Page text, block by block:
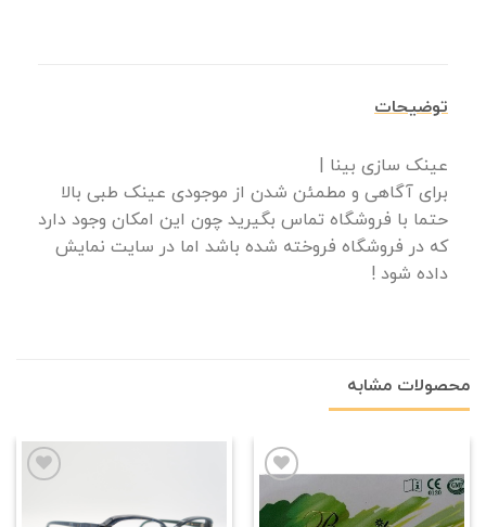
توضیحات
عینک سازی بینا |
برای آگاهی و مطمئن شدن از موجودی عینک طبی بالا
حتما با فروشگاه تماس بگیرید چون این امکان وجود دارد
که در فروشگاه فروخته شده باشد اما در سایت نمایش
داده شود !
محصولات مشابه
علاقه
علاقه